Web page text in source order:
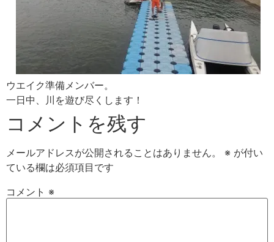
ウエイク準備メンバー。
一日中、川を遊び尽くします！
コメントを残す
メールアドレスが公開されることはありません。 ※ が付い
ている欄は必須項目です
コメント ※